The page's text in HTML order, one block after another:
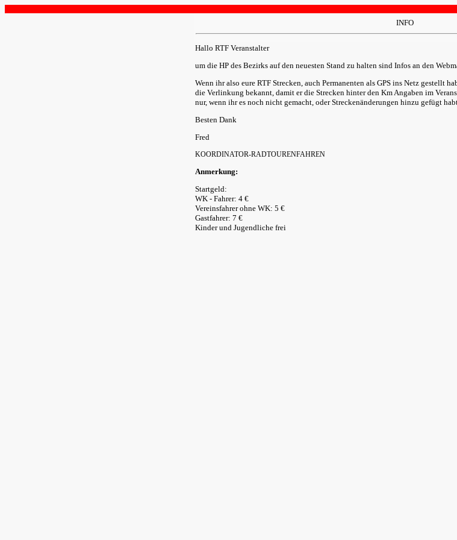
INFO
Hallo RTF Veranstalter
um die HP des Bezirks auf den neuesten Stand zu halten sind Infos an den
Wenn ihr also eure RTF Strecken, auch Permanenten als GPS ins Netz gestellt
die Verlinkung bekannt, damit er die Strecken hinter den Km Angaben im
nur, wenn ihr es noch nicht gemacht, oder Streckenänderungen hinzu gefügt
Besten Dank
Fred
KOORDINATOR-RADTOURENFAHREN
Anmerkung:
Startgeld:
WK - Fahrer: 4 €
Vereinsfahrer ohne WK: 5 €
Gastfahrer: 7 €
Kinder und Jugendliche frei